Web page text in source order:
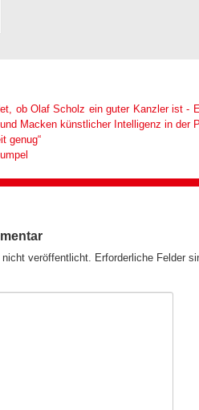
ob Olaf Scholz ein guter Kanzler ist -
Macken künstlicher Intelligenz in der
genug“
veröffentlicht. Erforderliche Felder